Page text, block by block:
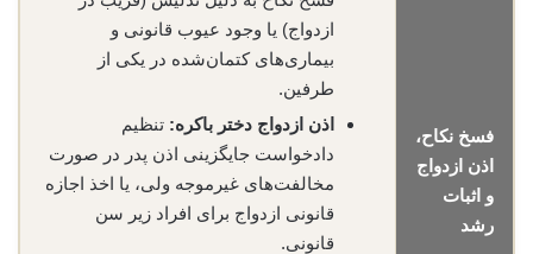
فسخ نکاح،
اذن ازدواج
و اثبات
رشد
ازدواج) یا وجود عیوب قانونی و
بیماری‌های کتمان‌شده در یکی از
طرفین.
اذن ازدواج دختر باکره: تنظیم
دادخواست جایگزینی اذن پدر در صورت
مخالفت‌های غیرموجه ولی، یا اخذ اجازه
قانونی ازدواج برای افراد زیر سن
قانونی.